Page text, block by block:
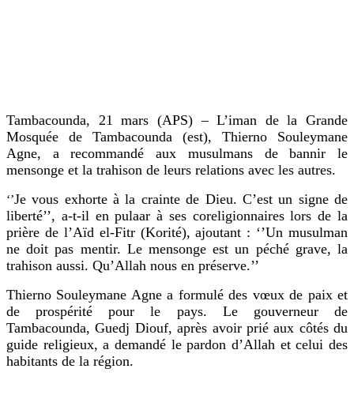
Tambacounda, 21 mars (APS) – L’iman de la Grande
Mosquée de Tambacounda (est), Thierno Souleymane
Agne, a recommandé aux musulmans de bannir le
mensonge et la trahison de leurs relations avec les autres.
‘’Je vous exhorte à la crainte de Dieu. C’est un signe de
liberté’’, a-t-il en pulaar à ses coreligionnaires lors de la
prière de l’Aïd el-Fitr (Korité), ajoutant : ‘’Un musulman
ne doit pas mentir. Le mensonge est un péché grave, la
trahison aussi. Qu’Allah nous en préserve.’’
Thierno Souleymane Agne a formulé des vœux de paix et
de prospérité pour le pays. Le gouverneur de
Tambacounda, Guedj Diouf, après avoir prié aux côtés du
guide religieux, a demandé le pardon d’Allah et celui des
habitants de la région.